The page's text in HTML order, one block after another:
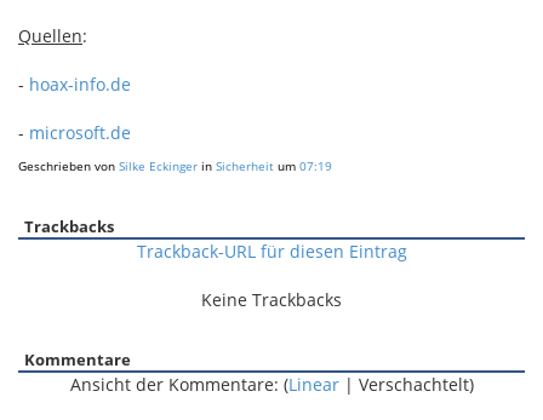
Quellen:
- hoax-info.de
- microsoft.de
Geschrieben von Silke Eckinger in Sicherheit um 07:19
Trackbacks
Trackback-URL für diesen Eintrag
Keine Trackbacks
Kommentare
Ansicht der Kommentare: (Linear| Verschachtelt)